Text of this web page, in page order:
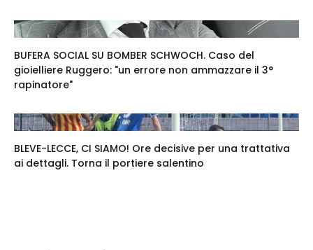
BUFERA SOCIAL SU BOMBER SCHWOCH. Caso del
gioielliere Ruggero: "un errore non ammazzare il 3°
rapinatore"
BLEVE-LECCE, CI SIAMO! Ore decisive per una trattativa
ai dettagli. Torna il portiere salentino